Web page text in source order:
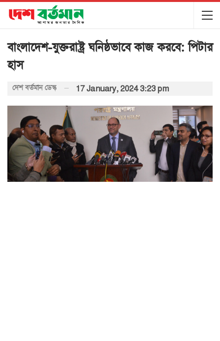
বাংলাদেশ-যুক্তরাষ্ট্র ঘনিষ্ঠভাবে কাজ করবে: পিটার
হাস
দেশ বর্তমান ডেস্ক 17 January, 2024 3:23 pm